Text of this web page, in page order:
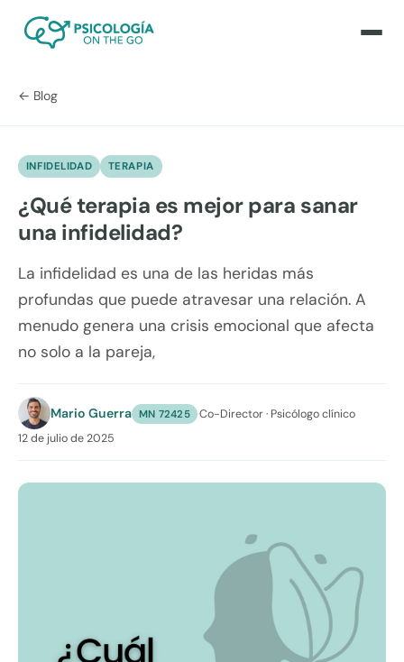
← Blog
INFIDELIDAD TERAPIA
¿Qué terapia es mejor para sanar
una infidelidad?
La infidelidad es una de las heridas más
profundas que puede atravesar una relación. A
menudo genera una crisis emocional que afecta
no solo a la pareja,
Mario Guerra MN 72425 ·Co-Director · Psicólogo clínico
12 de julio de 2025